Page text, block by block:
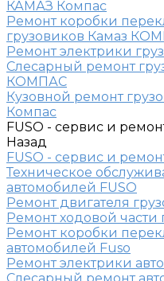
КАМАЗ Компас
Ремонт коробки
грузовиков Камаз
Ремонт электрики
Слесарный ремонт
КОМПАС
Кузовной ремонт
Компас
FUSO - сервис и
Назад
FUSO - сервис и
Техническое
автомобилей FUSO
Ремонт двигателя
Ремонт ходовой части
Ремонт коробки
автомобилей Fuso
Ремонт электрики
Слесарный ремонт